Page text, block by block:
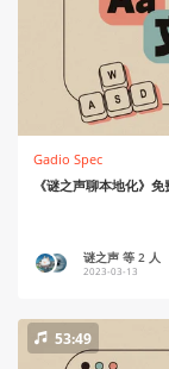
Gadio Spec
《谜之声聊本地化》
谜之声 等 2 人
2023-03-13
53:49